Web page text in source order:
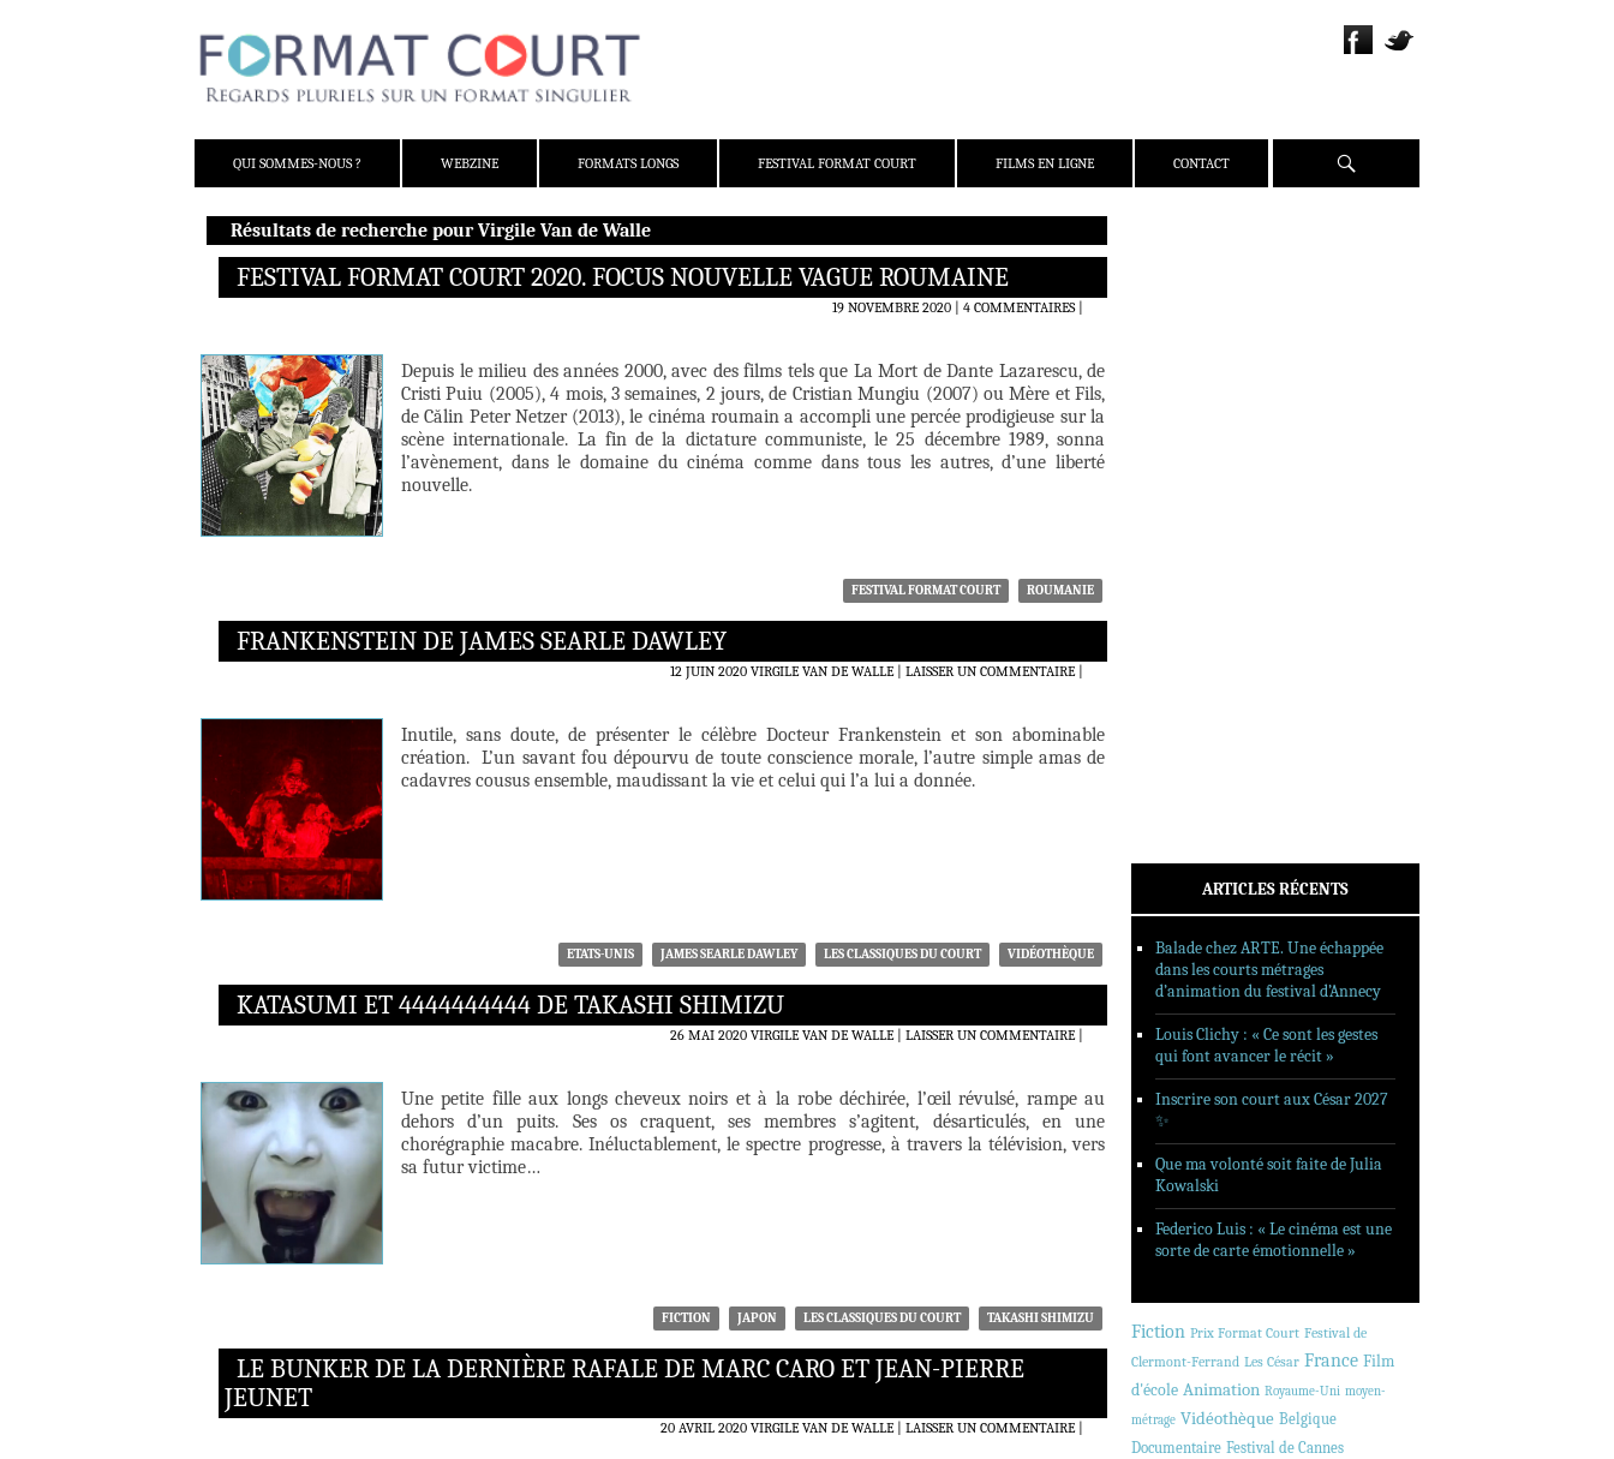
QUI SOMMES-NOUS ?
WEBZINE FORMATS LONGS FESTIVAL FORMAT COURT FILMS EN LIGNE CONTACT Recherche
Résultats de recherche pour Virgile Van de Walle
FESTIVAL FORMAT COURT 2020. FOCUS NOUVELLE VAGUE ROUMAINE
19 NOVEMBRE 2020 4 COMMENTAIRES|
Depuis le milieu des années 2000, avec des films tels que La Mort de Dante Lazarescu, de
Cristi Puiu (2005), 4 mois, 3 semaines, 2 jours, de Cristian Mungiu (2007) ou Mère et Fils,
de Călin Peter Netzer (2013), le cinéma roumain a accompli une percée prodigieuse sur la
scène internationale. La fin de la dictature communiste, le 25 décembre 1989, sonna
l’avènement, dans le domaine du cinéma comme dans tous les autres, d’une liberté
nouvelle.
FESTIVAL FORMAT COURT ROUMANIE
FRANKENSTEIN DE JAMES SEARLE DAWLEY
12 JUIN 2020 VIRGILE VAN DE WALLE LAISSER UN COMMENTAIRE|
Inutile, sans doute, de présenter le célèbre Docteur Frankenstein et son abominable
création. L’un savant fou dépourvu de toute conscience morale, l’autre simple amas de
cadavres cousus ensemble, maudissant la vie et celui qui l’a lui a donnée.
ETATS-UNIS JAMES SEARLE DAWLEY LES CLASSIQUES DU COURT VIDÉOTHÈQUE
KATASUMI ET 4444444444 DE TAKASHI SHIMIZU
26 MAI 2020 VIRGILE VAN DE WALLE LAISSER UN COMMENTAIRE|
Une petite fille aux longs cheveux noirs et à la robe déchirée, l’œil révulsé, rampe au
dehors d’un puits. Ses os craquent, ses membres s’agitent, désarticulés, en une
chorégraphie macabre. Inéluctablement, le spectre progresse, à travers la télévision, vers
sa futur victime…
FICTION JAPON LES CLASSIQUES DU COURT TAKASHI SHIMIZU
LE BUNKER DE LA DERNIÈRE RAFALE DE MARC CARO ET JEAN-PIERRE
JEUNET
20 AVRIL 2020 VIRGILE VAN DE WALLE LAISSER UN COMMENTAIRE|
ARTICLES RÉCENTS
Balade chez ARTE. Une échappée
dans les courts métrages
d’animation du festival d’Annecy
Louis Clichy : « Ce sont les gestes
qui font avancer le récit »
Inscrire son court aux César 2027
✨
Que ma volonté soit faite de Julia
Kowalski
Federico Luis : « Le cinéma est une
sorte de carte émotionnelle »
Fiction Prix Format Court Festival de
Clermont-Ferrand Les César France Film
d'école Animation Royaume-Uni moyen-
métrage Vidéothèque Belgique
Documentaire Festival de Cannes